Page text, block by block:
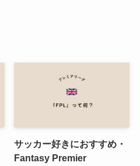
サッカー好きにおすすめ・
Fantasy Premier